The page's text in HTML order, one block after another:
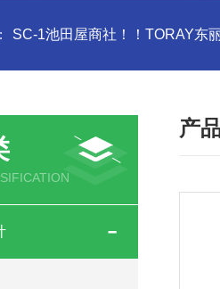
SC-1池田屋商社！！TORAY东
产